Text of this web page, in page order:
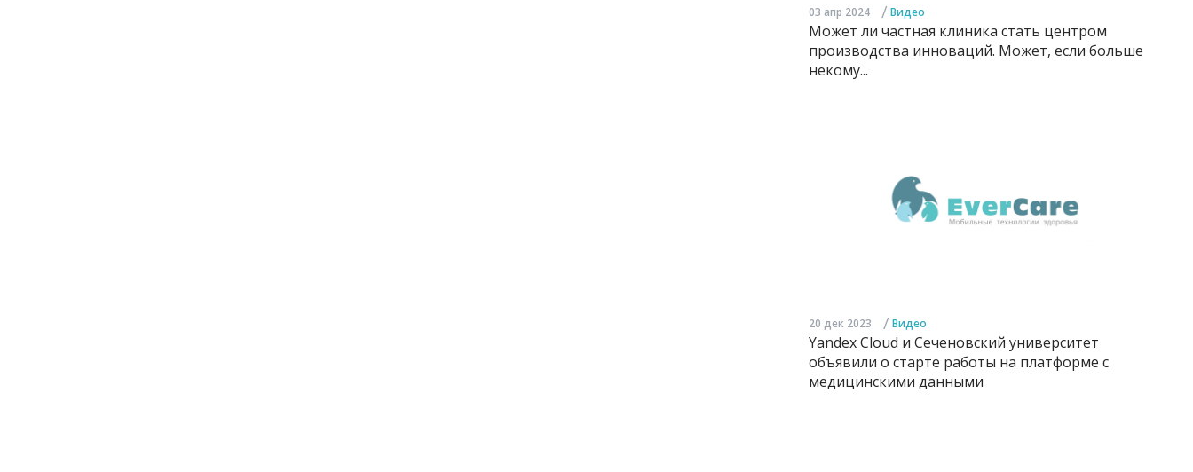
03 апр 2024 / Видео
Может ли частная клиника стать центром
производства инноваций. Может, если больше
некому...
20 дек 2023 / Видео
Yandex Cloud и Сеченовский университет
объявили о старте работы на платформе с
медицинскими данными